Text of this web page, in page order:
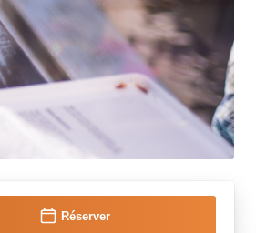
Réserver